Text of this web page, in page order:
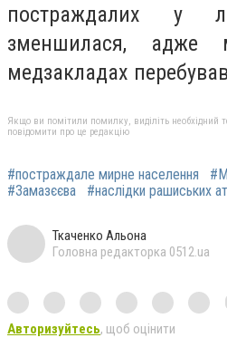
постраждалих у
зменшилася, адже
медзакладах
Якщо ви помітили помилку, виділіть необхідний
повідомити про це редакцію
#постраждале мирне населення
#Замазєєва
#наслідки рашиських
Ткаченко Альона
Головна редакторка 0512.ua
Авторизуйтесь, щоб оцінити